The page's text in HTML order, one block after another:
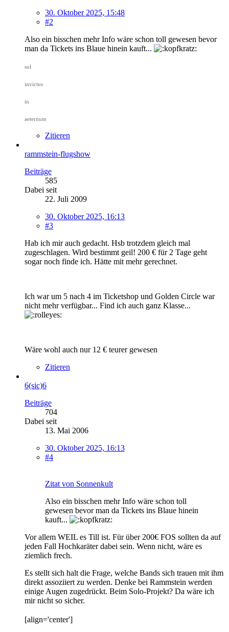
30. Oktober 2025, 15:48
#2
Also ein bisschen mehr Info wäre schon toll gewesen bevor
man da Tickets ins Blaue hinein kauft...
sol
invictus
in
aeternum
Zitieren
rammstein-flugshow
Beiträge
585
Dabei seit
22. Juli 2009
30. Oktober 2025, 16:13
#3
Hab ich mir auch gedacht. Hsb trotzdem gleich mal
zugeschlagen. Wird bestimmt geil! 200 € für 2 Tage geht
sogar noch finde ich. Hätte mit mehr gerechnet.
Ich war um 5 nach 4 im Ticketshop und Golden Circle war
nicht mehr verfügbar... Find ich auch ganz Klasse...
Wäre wohl auch nur 12 € teurer gewesen
Zitieren
6(sic)6
Beiträge
704
Dabei seit
13. Mai 2006
30. Oktober 2025, 16:13
#4
Zitat von Sonnenkult
Also ein bisschen mehr Info wäre schon toll
gewesen bevor man da Tickets ins Blaue hinein
kauft...
Vor allem WEIL es Till ist. Für über 200€ FOS sollten da auf
jeden Fall Hochkaräter dabei sein. Wenn nicht, wäre es
ziemlich frech.
Es stellt sich halt die Frage, welche Bands sich trauen mit ihm
direkt assoziiert zu werden. Denke bei Rammstein werden
einige Augen zugedrückt. Beim Solo-Projekt? Da wäre ich
mir nicht so sicher.
[align='center']